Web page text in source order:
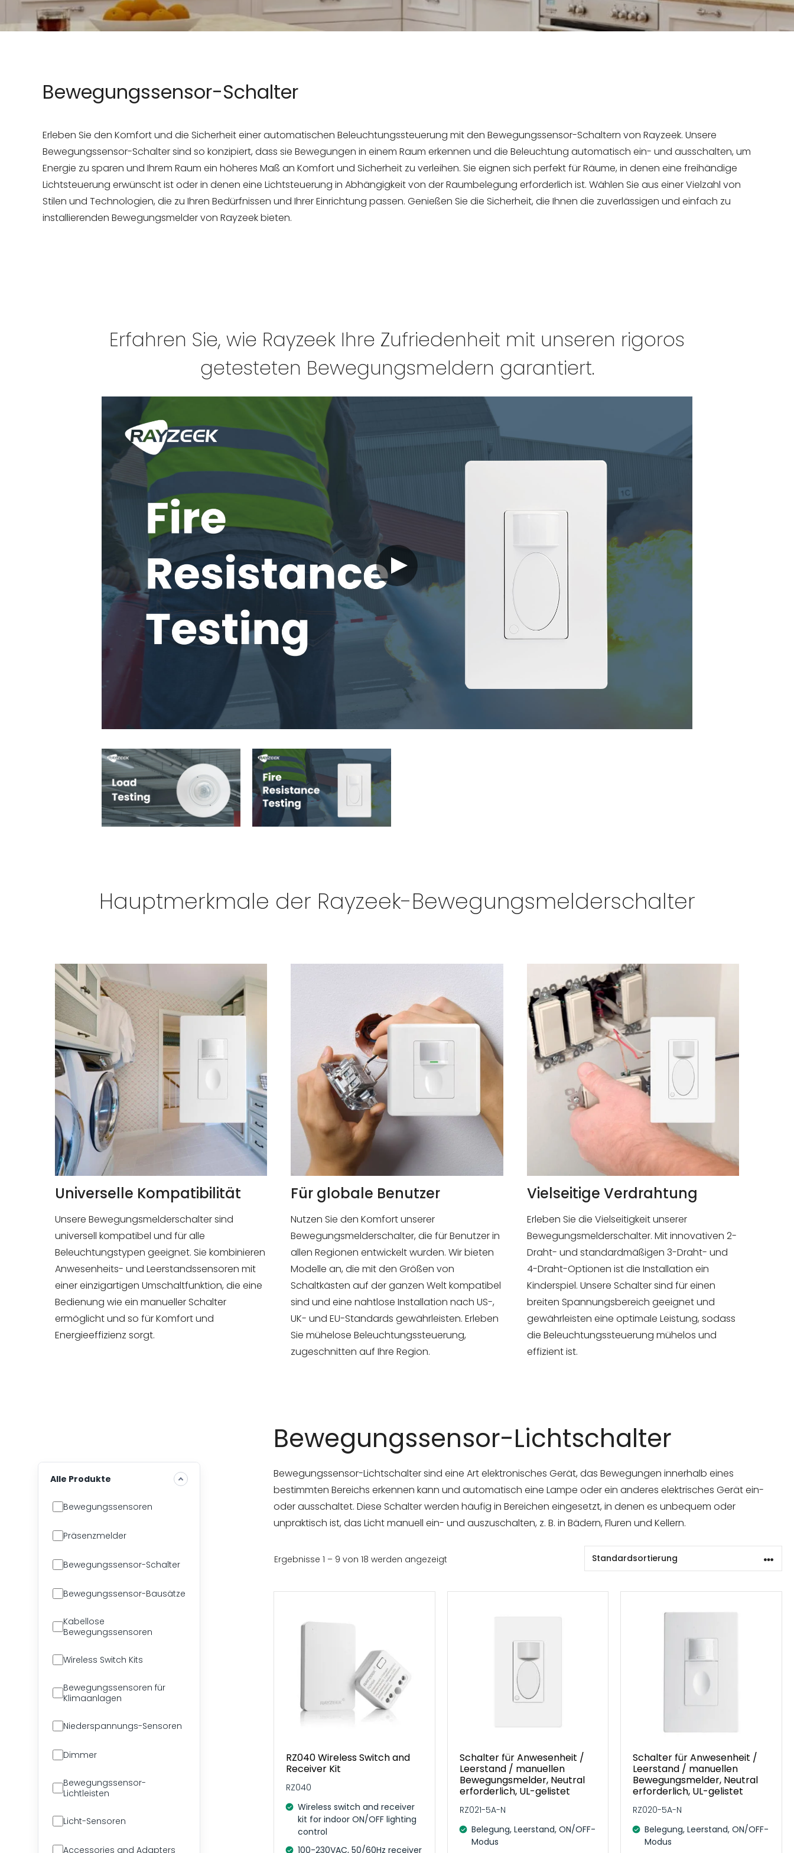
Bewegungssensor-Schalter
Erleben Sie den Komfort und die Sicherheit einer automatischen Beleuchtungssteuerung mit den Bewegungssensor-Schaltern von Rayzeek. Unsere
Bewegungssensor-Schalter sind so konzipiert, dass sie Bewegungen in einem Raum erkennen und die Beleuchtung automatisch ein- und ausschalten, um
Energie zu sparen und Ihrem Raum ein höheres Maß an Komfort und Sicherheit zu verleihen. Sie eignen sich perfekt für Räume, in denen eine freihändige
Lichtsteuerung erwünscht ist oder in denen eine Lichtsteuerung in Abhängigkeit von der Raumbelegung erforderlich ist. Wählen Sie aus einer Vielzahl von
Stilen und Technologien, die zu Ihren Bedürfnissen und Ihrer Einrichtung passen. Genießen Sie die Sicherheit, die Ihnen die zuverlässigen und einfach zu
installierenden Bewegungsmelder von Rayzeek bieten.
Erfahren Sie, wie Rayzeek Ihre Zufriedenheit mit unseren rigoros
getesteten Bewegungsmeldern garantiert.
Hauptmerkmale der Rayzeek-Bewegungsmelderschalter
Universelle Kompatibilität
Unsere Bewegungsmelderschalter sind
universell kompatibel und für alle
Beleuchtungstypen geeignet. Sie kombinieren
Anwesenheits- und Leerstandssensoren mit
einer einzigartigen Umschaltfunktion, die eine
Bedienung wie ein manueller Schalter
ermöglicht und so für Komfort und
Energieeffizienz sorgt.
Für globale Benutzer
Nutzen Sie den Komfort unserer
Bewegungsmelderschalter, die für Benutzer in
allen Regionen entwickelt wurden. Wir bieten
Modelle an, die mit den Größen von
Schaltkästen auf der ganzen Welt kompatibel
sind und eine nahtlose Installation nach US-,
UK- und EU-Standards gewährleisten. Erleben
Sie mühelose Beleuchtungssteuerung,
zugeschnitten auf Ihre Region.
Vielseitige Verdrahtung
Erleben Sie die Vielseitigkeit unserer
Bewegungsmelderschalter. Mit innovativen 2-
Draht- und standardmäßigen 3-Draht- und
4-Draht-Optionen ist die Installation ein
Kinderspiel. Unsere Schalter sind für einen
breiten Spannungsbereich geeignet und
gewährleisten eine optimale Leistung, sodass
die Beleuchtungssteuerung mühelos und
effizient ist.
Bewegungssensor-Lichtschalter
Bewegungssensor-Lichtschalter sind eine Art elektronisches Gerät, das Bewegungen innerhalb eines
bestimmten Bereichs erkennen kann und automatisch eine Lampe oder ein anderes elektrisches Gerät ein-
oder ausschaltet. Diese Schalter werden häufig in Bereichen eingesetzt, in denen es unbequem oder
unpraktisch ist, das Licht manuell ein- und auszuschalten, z. B. in Bädern, Fluren und Kellern.
Ergebnisse 1 – 9 von 18 werden angezeigt
RZ040 Wireless Switch and
Receiver Kit
RZ040
Wireless switch and receiver
kit for indoor ON/OFF lighting
control
100-230VAC, 50/60Hz receiver
Schalter für Anwesenheit /
Leerstand / manuellen
Bewegungsmelder, Neutral
erforderlich, UL-gelistet
RZ021-5A-N
Belegung, Leerstand, ON/OFF-
Modus
Schalter für Anwesenheit /
Leerstand / manuellen
Bewegungsmelder, Neutral
erforderlich, UL-gelistet
RZ020-5A-N
Belegung, Leerstand, ON/OFF-
Modus
Alle Produkte
Bewegungssensoren
Präsenzmelder
Bewegungssensor-Schalter
Bewegungssensor-Bausätze
Kabellose
Bewegungssensoren
Wireless Switch Kits
Bewegungssensoren für
Klimaanlagen
Niederspannungs-Sensoren
Dimmer
Bewegungssensor-
Lichtleisten
Licht-Sensoren
Accessories and Adapters